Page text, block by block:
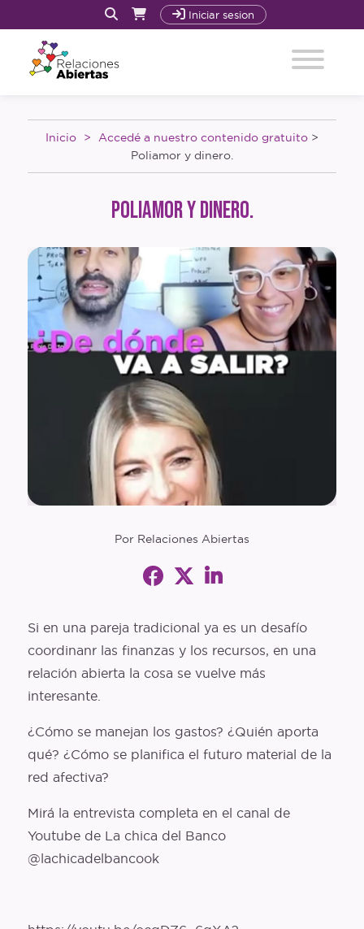
Iniciar sesion
Quiénes Somos y Cómo trabajamos
Cursos
Recursos
Blog
Entrevistas
Polymapa
Openguia
Inicio Accedé a nuestro contenido gratuito >
Poliamor y dinero.
Poliamor y dinero.
Por Relaciones Abiertas
Si en una pareja tradicional ya es un desafío
coordinanr las finanzas y los recursos, en una
relación abierta la cosa se vuelve más
interesante.
¿Cómo se manejan los gastos? ¿Quién aporta
qué? ¿Cómo se planifica el futuro material de la
red afectiva?
Mirá la entrevista completa en el canal de
Youtube de La chica del Banco
@lachicadelbancook